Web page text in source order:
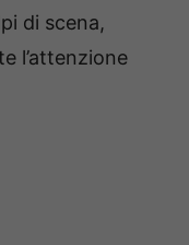
di scena,
l’attenzione